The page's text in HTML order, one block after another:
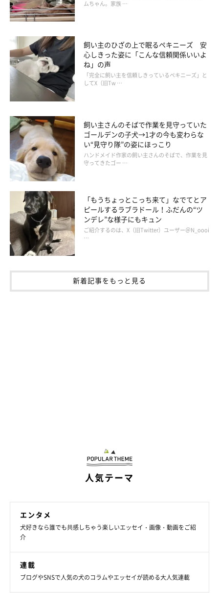
ヘソ天で眠るぽにくん。
@pony.corgi
これからも家族みんなで、楽しい思い出をたくさん作っていって
ほしいですね！
写真提供・取材協力／ @pony.corgi さん／Instagram
取材・文／雨宮カイ
※この記事は投稿者さまに取材し、了承の上制作したものです。
2025年9月時点の情報であり、現在と異なる場合があります。
ムちゃん。家族 …
飼い主のひざの上で眠るペキニーズ 安
心しきった姿に「こんな信頼関係いいよ
ね」の声
「完全に飼い主を信頼しきっているペキニーズ」と
してX（旧Tw …
飼い主さんのそばで作業を見守っていた
ゴールデンの子犬→1才の今も変わらな
い“見守り隊”の姿にほっこり
ハンドメイド作家の飼い主さんのそばで、作業を見
守ってきたゴー …
「もうちょっとこっち来て」なでてとア
ピールするラブラドール！ふだんの“ツ
ンデレ”な様子にもキュン
ご紹介するのは、X（旧Twitter）ユーザー＠N_oooi
…
新着記事をもっと見る
人気テーマ
エンタメ
犬好きなら誰でも共感しちゃう楽しいエッセイ・画像・動画をご紹
介
連載
ブログやSNSで人気の犬のコラムやエッセイが読める大人気連載